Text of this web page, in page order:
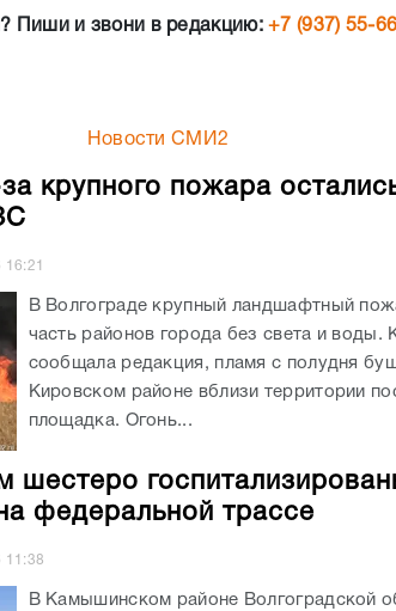
Пиши и звони в редакцию:+7 (937) 55-
Новости СМИ2
крупного пожара
16:21
В Волгограде крупный ландшафтный
часть районов города без света и воды.
сообщала редакция, пламя с полудня
Кировском районе вблизи территории
площадка. Огонь...
шестеро
федеральной трассе
11:38
В Камышинском районе Волгоградской